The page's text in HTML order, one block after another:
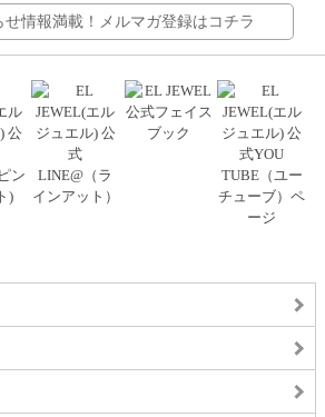
せ情報満載！メルマガ登録はコチラ